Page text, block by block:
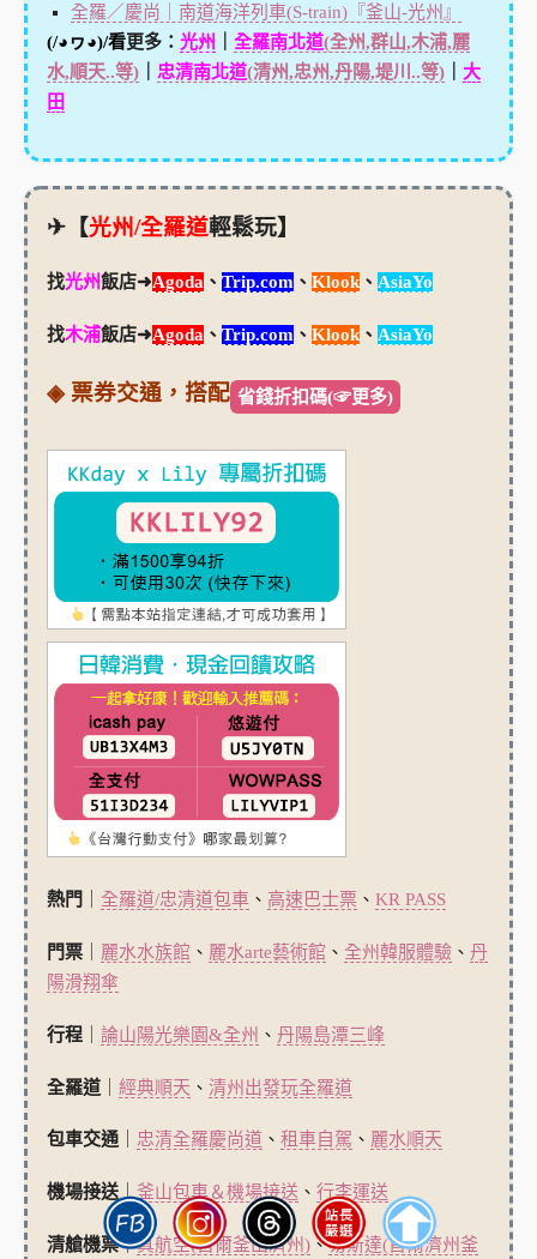
全羅／慶尚｜南道海洋列車(S-train)『釜山-光州』
(/◕ヮ◕)/看更多： 光州 全羅南北道(全州,群山,木浦,麗
水,順天..等)｜ 忠清南北道(清州,忠州,丹陽,堤川..等)｜ 大
田
✈【光州/全羅道輕鬆玩】
找光州飯店➜Agoda、 Trip.com、 Klook、 AsiaYo
找木浦飯店➜Agoda 、 Trip.com 、 Klook、 AsiaYo
◈ 票券交通，搭配 省錢折扣碼(☞更多)
熱門 全羅道/忠清道包車、 高速巴士票、 KR PASS
門票｜ 麗水水族館 、 麗水arte藝術館 、 全州韓服體驗、 丹
陽滑翔傘
行程｜ 論山陽光樂園&全州 、 丹陽島潭三峰
全羅道｜ 經典順天 、 清州出發玩全羅道
包車交通｜ 忠清全羅慶尚道、 租車自駕 、 麗水順天
機場接送｜釜山包車＆機場接送 、 行李運送
清艙機票｜真航空(首爾釜山濟州)、易斯達(首爾濟州釜